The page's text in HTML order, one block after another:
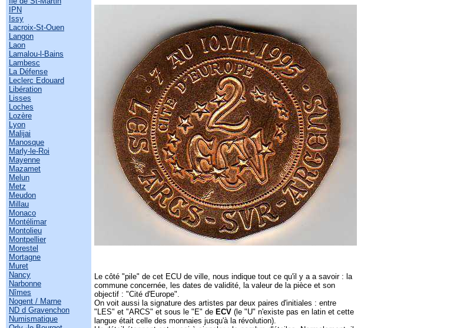
IPN
Issy
Lacroix-St-Ouen
Langon
Laon
Lamalou-l-Bains
Lambesc
La Défense
Leclerc Edouard
Libération
Lisses
Loches
Lozère
Lyon
Malijai
Manosque
Marly-le-Roi
Mayenne
Mazamet
Melun
Metz
Meudon
Millau
Monaco
Montélimar
Montolieu
Montpellier
Morestel
Mortagne
Muret
Nancy
Narbonne
Nîmes
Nogent / Marne
ND d Gravenchon
Numismatique
Le côté "pile" de cet ECU de ville, nous indique tout ce qu'il y a a savoir : la
commune concernée, les dates de validité, la valeur de la pièce et son
objectif : "Cité d'Europe".
On voit aussi la signature des artistes par deux paires d'initiales : entre
"LES" et "ARCS" et sous le "E" de ECV (le "U" n'existe pas en latin et cette
langue était celle des monnaies jusqu'à la révolution).